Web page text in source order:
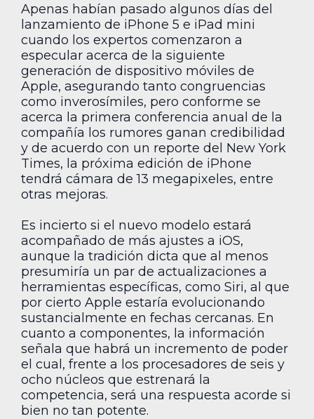
Apenas habían pasado algunos días del
lanzamiento de iPhone 5 e iPad mini
cuando los expertos comenzaron a
especular acerca de la siguiente
generación de dispositivo móviles de
Apple, asegurando tanto congruencias
como inverosímiles, pero conforme se
acerca la primera conferencia anual de la
compañía los rumores ganan credibilidad
y de acuerdo con un reporte del New York
Times, la próxima edición de iPhone
tendrá cámara de 13 megapixeles, entre
otras mejoras.
Es incierto si el nuevo modelo estará
acompañado de más ajustes a iOS,
aunque la tradición dicta que al menos
presumiría un par de actualizaciones a
herramientas específicas, como Siri, al que
por cierto Apple estaría evolucionando
sustancialmente en fechas cercanas. En
cuanto a componentes, la información
señala que habrá un incremento de poder
el cual, frente a los procesadores de seis y
ocho núcleos que estrenará la
competencia, será una respuesta acorde si
bien no tan potente.